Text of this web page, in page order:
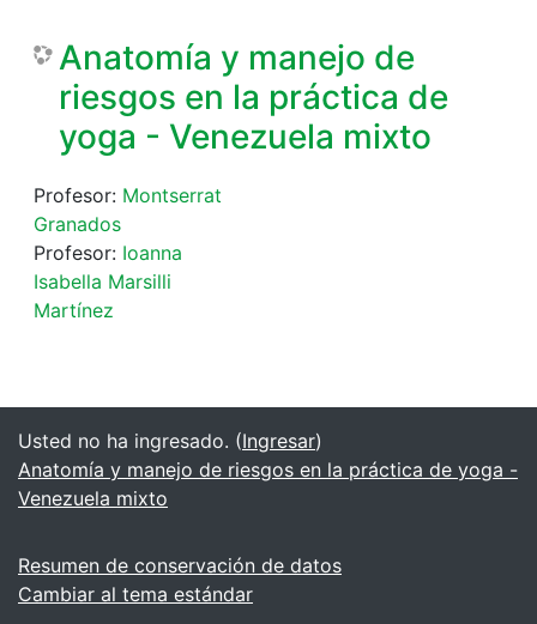
Anatomía y manejo de
riesgos en la práctica de
yoga - Venezuela mixto
Profesor: Montserrat
Granados
Profesor: Ioanna
Isabella Marsilli
Martínez
Usted no ha ingresado. (Ingresar)
Anatomía y manejo de riesgos en la práctica de yoga -
Venezuela mixto
Resumen de conservación de datos
Cambiar al tema estándar